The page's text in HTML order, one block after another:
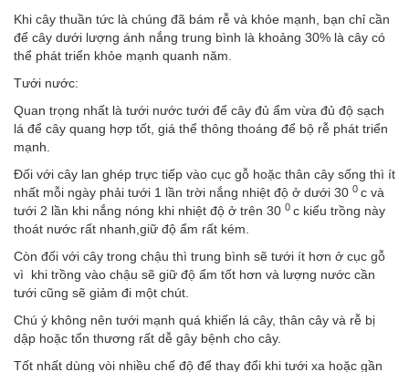
Khi cây thuần tức là chúng đã bám rễ và khỏe mạnh, bạn chỉ cần
để cây dưới lượng ánh nắng trung bình là khoảng 30% là cây có
thể phát triển khỏe mạnh quanh năm.
Tưới nước:
Quan trọng nhất là tưới nước tưới để cây đủ ẩm vừa đủ độ sạch
lá để cây quang hợp tốt, giá thể thông thoáng để bộ rễ phát triển
mạnh.
Đối với cây lan ghép trực tiếp vào cục gỗ hoặc thân cây sống thì ít
nhất mỗi ngày phải tưới 1 lần trời nắng nhiệt độ ở dưới 30 0 c và
tưới 2 lần khi nắng nóng khi nhiệt độ ở trên 30 0 c kiểu trồng này
thoát nước rất nhanh,giữ độ ẩm rất kém.
Còn đối với cây trong chậu thì trung bình sẽ tưới ít hơn ở cục gỗ
vì khi trồng vào chậu sẽ giữ độ ẩm tốt hơn và lượng nước cần
tưới cũng sẽ giảm đi một chút.
Chú ý không nên tưới mạnh quá khiến lá cây, thân cây và rễ bị
dập hoặc tổn thương rất dễ gây bệnh cho cây.
Tốt nhất dùng vòi nhiều chế độ để thay đổi khi tưới xa hoặc gần